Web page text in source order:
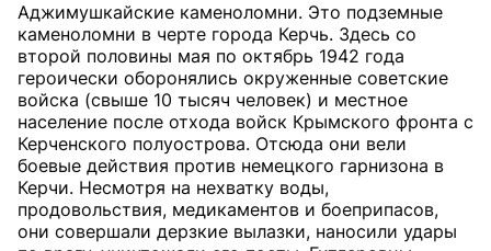
Аджимушкайские каменоломни. Это подземные
каменоломни в черте города Керчь. Здесь со
второй половины мая по октябрь 1942 года
героически оборонялись окруженные советские
войска (свыше 10 тысяч человек) и местное
население после отхода войск Крымского фронта с
Керченского полуострова. Отсюда они вели
боевые действия против немецкого гарнизона в
Керчи. Несмотря на нехватку воды,
продовольствия, медикаментов и боеприпасов,
они совершали дерзкие вылазки, наносили удары